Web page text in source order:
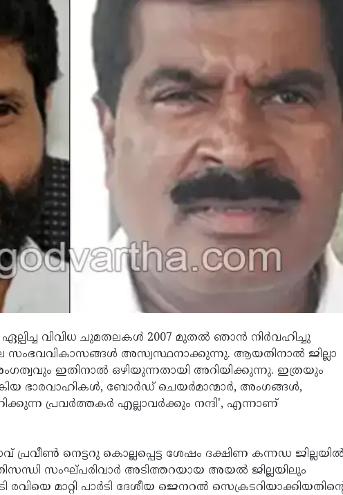
വിവിധ ചുമതലകൾ 2007 മുതൽ ഞാൻ നിർവഹിച്ചു
സംഭവവികാസങ്ങൾ അസ്വസ്ഥനാക്കുന്നു. ആയതിനാൽ ജില്ലാ
ഇതിനാൽ ഒഴിയുന്നതായി അറിയിക്കുന്നു. ഇത്രയും
ബോർഡ് ചെയർമാന്മാർ, അംഗങ്ങൾ,
പ്രവർത്തകർ എല്ലാവർക്കും നന്ദി', എന്നാണ്
നെട്ടറു കൊല്ലപ്പെട്ട ശേഷം ദക്ഷിണ കന്നഡ ജില്ലയിൽ
സംഘ്പരിവാർ അടിത്തറയായ അയൽ ജില്ലയിലും
മാറ്റി പാർടി ദേശീയ ജെനറൽ